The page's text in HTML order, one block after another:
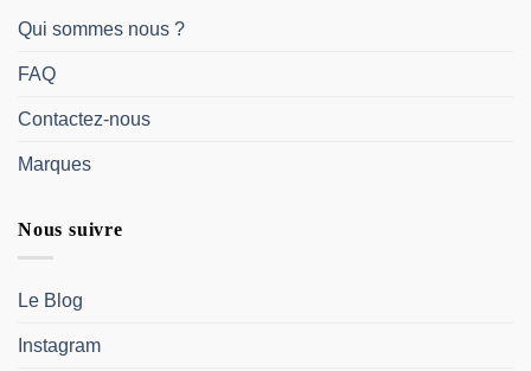
Qui sommes nous ?
FAQ
Contactez-nous
Marques
Nous suivre
Le Blog
Instagram